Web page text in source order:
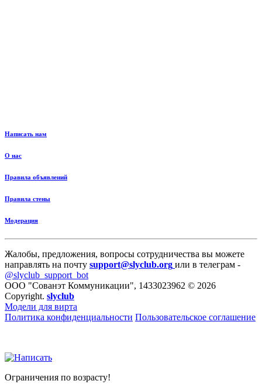
Написать нам
О нас
Правила объявлений
Правила стены
Модерация
Жалобы, предложения, вопросы сотрудничества вы можете
направлять на почту support@slyclub.org или в телеграм -
@slyclub_support_bot
ООО "Сованэт Коммуникации", 1433023962 © 2026
Copyright. slyclub
Модели для вирта
Политика конфиденциальности Пользовательское соглашение
Ограничения по возрасту!